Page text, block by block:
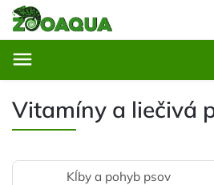
Vitamíny a liečivá
Kĺby a pohyb psov